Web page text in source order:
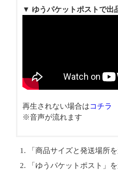
▼ ゆうパケットポストで出
再生されない場合はコチラ
※音声が流れます
「商品サイズと発送場所
「ゆうパケットポスト」